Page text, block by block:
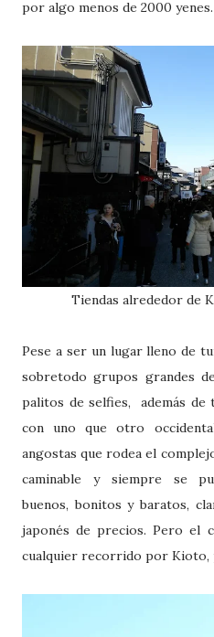
por algo menos de 2000 yenes.
Tiendas alrededor de
Pese a ser un lugar lleno de
sobretodo grupos grandes
palitos de selfies, además de
con uno que otro
angostas que rodea el
caminable y siempre se
buenos, bonitos y baratos,
japonés de precios. Pero el
cualquier recorrido por Kioto,